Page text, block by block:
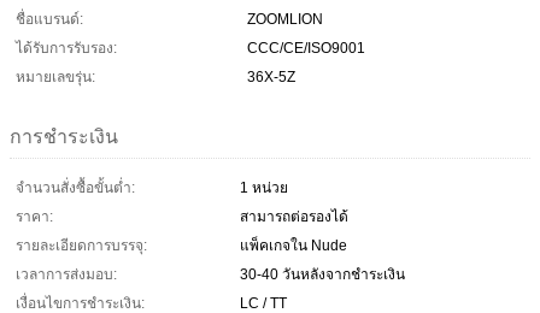
ชื่อแบรนด์:
ZOOMLION
ได้รับการรับรอง:
CCC/CE/ISO9001
หมายเลขรุ่น:
36X-5Z
การชำระเงิน
จำนวนสั่งซื้อขั้นต่ำ:
1 หน่วย
ราคา:
สามารถต่อรองได้
รายละเอียดการบรรจุ:
แพ็คเกจใน Nude
เวลาการส่งมอบ:
30-40 วันหลังจากชำระเงิน
เงื่อนไขการชำระเงิน:
LC / TT